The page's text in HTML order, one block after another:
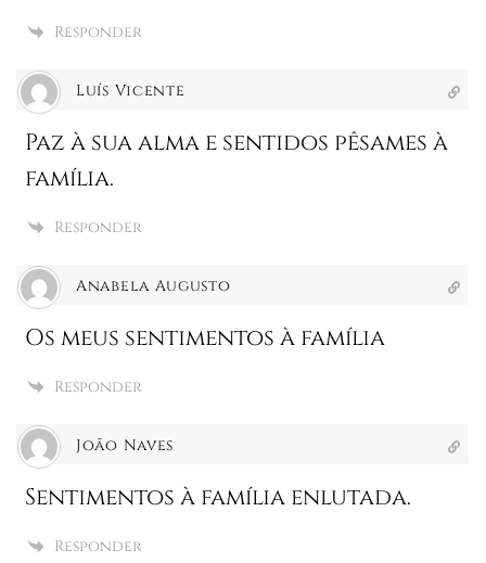
Responder
Luís Vicente
Paz à sua alma e sentidos pêsames à
família.
Responder
Anabela Augusto
Os meus sentimentos à família
Responder
João Naves
Sentimentos à família enlutada.
Responder